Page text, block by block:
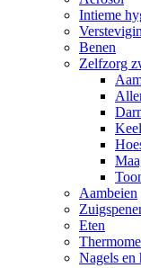
Intieme
Benen
Zelfzorg
Aambeien
Eten
Nagels en